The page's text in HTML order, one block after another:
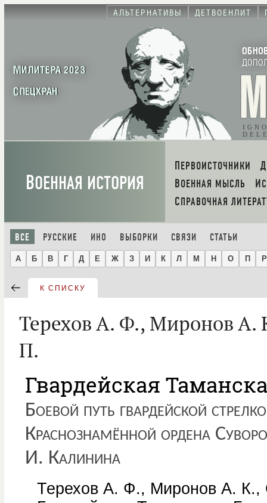
АЛЬТЕРНАТИВЫ ДЕТВОЕНЛИТ
МИЛИТЕРА 2023
СПЕЦХРАН
ВОЕННАЯ ИСТОРИЯ
ПЕРВОИСТОЧНИКИ
ВОЕННАЯ МЫСЛЬ
СПРАВОЧНАЯ
ВСЕ РУССКИЕ ИНО ВЫБОРКИ СВЯЗИ СТАТЬИ
А Б В Г Д Е Ж З И К Л М Н О П Р
К СПИСКУ
Терехов А. Ф., Миронов А.
П.
Гвардейская
Боевой путь гвардейской
Краснознамённой ордена
И. Калинина
Терехов А. Ф., Миронов А.